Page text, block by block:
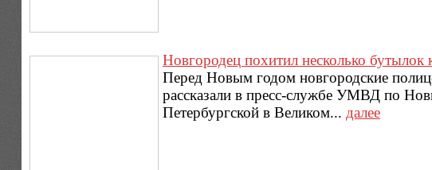
Новгородец похитил несколько бутылок
Перед Новым годом новгородские
рассказали в пресс-службе УМВД по
Петербургской в Великом... далее